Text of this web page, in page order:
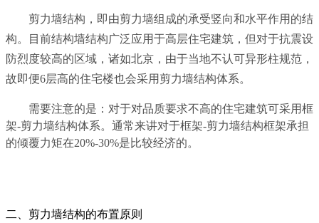
剪力墙结构，即由剪力墙组成的承受竖向和水平作用的结
构。目前结构墙结构广泛应用于高层住宅建筑，但对于抗震设
防烈度较高的区域，诸如北京，由于当地不认可异形柱规范，
故即便6层高的住宅楼也会采用剪力墙结构体系。
需要注意的是：对于对品质要求不高的住宅建筑可采用框
架-剪力墙结构体系。通常来讲对于框架-剪力墙结构框架承担
的倾覆力矩在20%-30%是比较经济的。
二、剪力墙结构的布置原则